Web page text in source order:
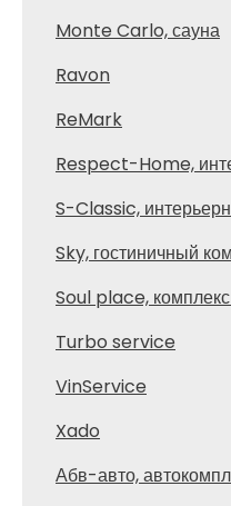
Monte Carlo, сауна
Ravon
ReMark
Respect-Home,
S-Classic,
Sky, гостиничный
Soul place,
Turbo service
VinService
Xado
Абв-авто,